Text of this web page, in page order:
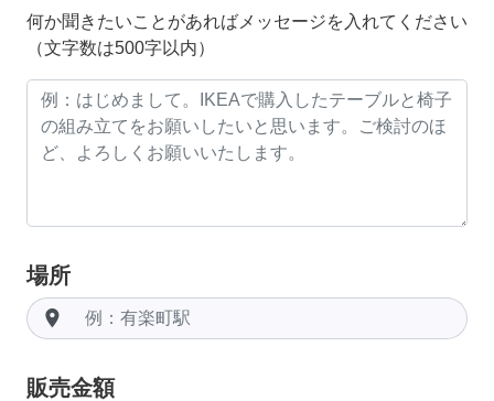
何か聞きたいことがあればメッセージを入れてください
（文字数は500字以内）
場所
room
販売金額